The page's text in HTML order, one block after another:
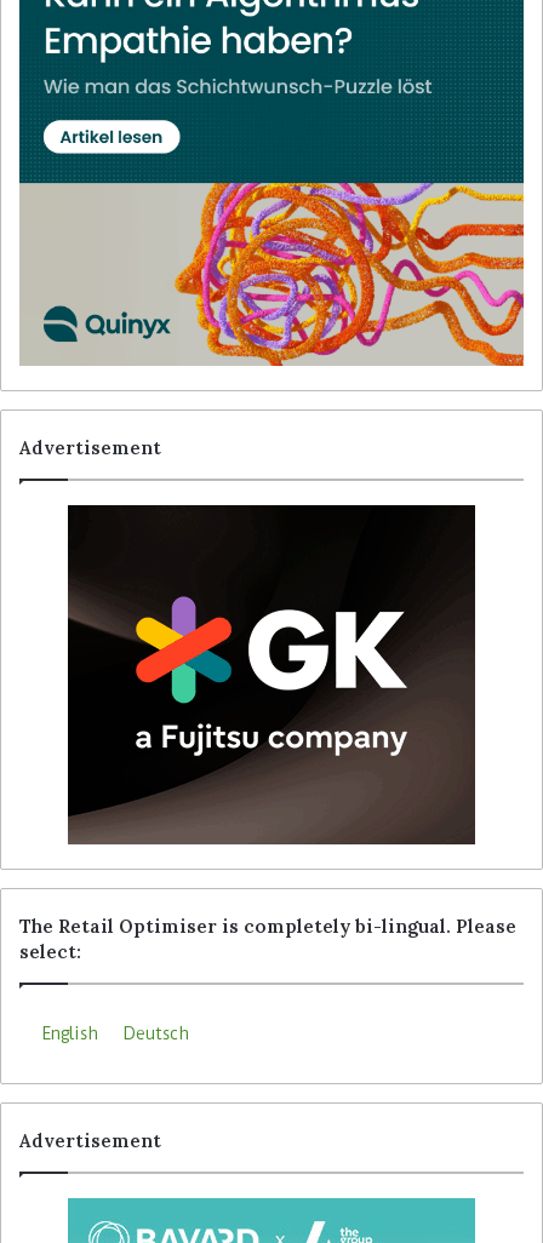
Advertisement
The Retail Optimiser is completely bi-lingual. Please
select:
English Deutsch
Advertisement